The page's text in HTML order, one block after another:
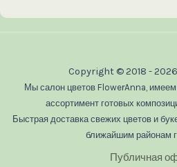
Copyright © 2018 -
Мы салон цветов FlowerAnna,
ассортимент готовых
Быстрая доставка свежих цветов и
ближайшим районам
Публичная